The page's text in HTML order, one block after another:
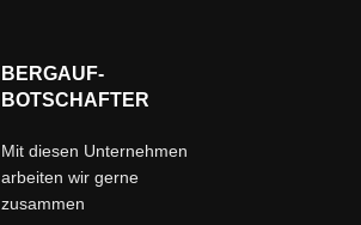
BERGAUF-
BOTSCHAFTER
Mit diesen Unternehmen
arbeiten wir gerne
zusammen